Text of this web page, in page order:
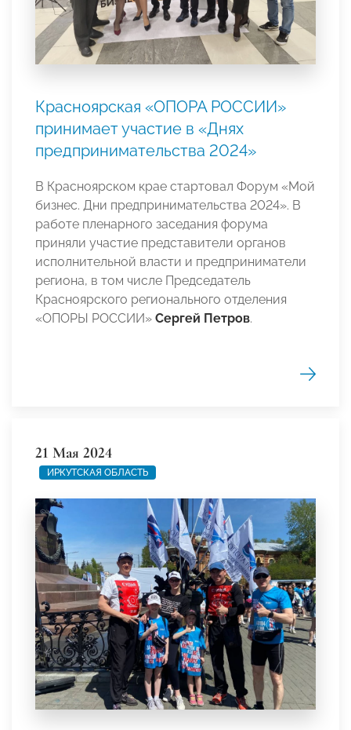
Красноярская «ОПОРА РОССИИ»
принимает участие в «Днях
предпринимательства 2024»
В Красноярском крае стартовал Форум «Мой
бизнес. Дни предпринимательства 2024». В
работе пленарного заседания форума
приняли участие представители органов
исполнительной власти и предприниматели
региона, в том числе Председатель
Красноярского регионального отделения
«ОПОРЫ РОССИИ» Сергей Петров.
21 Мая 2024
ИРКУТСКАЯ ОБЛАСТЬ